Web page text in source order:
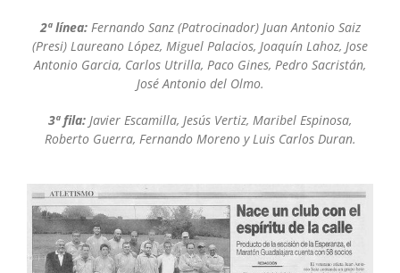
2ª línea:Fernando Sanz (Patrocinador) Juan Antonio Saiz
(Presi) Laureano López, Miguel Palacios, Joaquín Lahoz, Jose
Antonio Garcia, Carlos Utrilla, Paco Gines, Pedro Sacristán,
José Antonio del Olmo.
3ª fila: Javier Escamilla, Jesús Vertiz, Maribel Espinosa,
Roberto Guerra, Fernando Moreno y Luis Carlos Duran.